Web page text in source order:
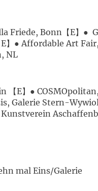
Friede, Bonn【E】●
】● Affordable Art Fair,
NL
【E】●
Galerie Stern-
mal Eins/Galerie